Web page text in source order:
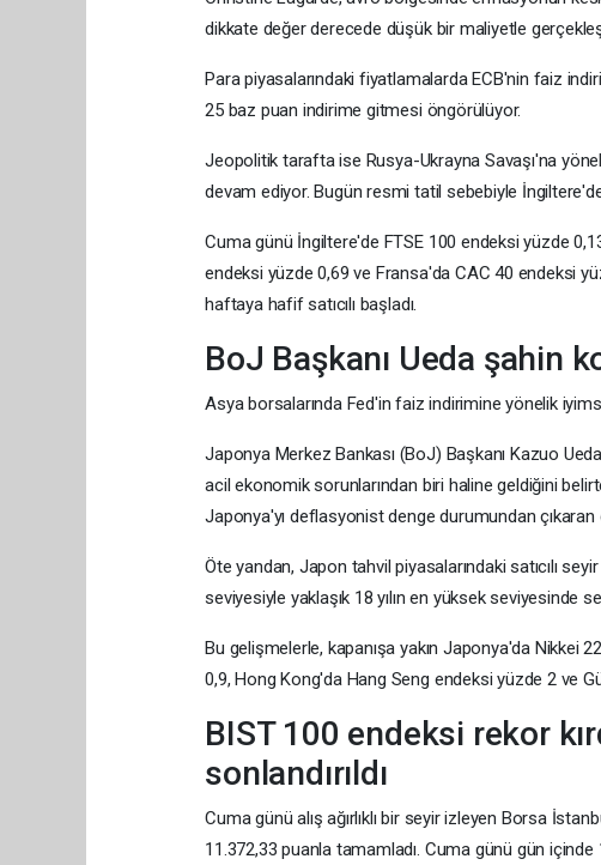
dikkate değer derecede düşük bir maliyetle
Para piyasalarındaki fiyatlamalarda ECB'nin faiz
25 baz puan indirime gitmesi öngörülüyor.
Jeopolitik tarafta ise Rusya-Ukrayna Savaşı'na
devam ediyor. Bugün resmi tatil sebebiyle
Cuma günü İngiltere'de FTSE 100 endeksi yüzde
endeksi yüzde 0,69 ve Fransa'da CAC 40 endeksi
haftaya hafif satıcılı başladı.
BoJ Başkanı Ueda şahin
Asya borsalarında Fed'in faiz indirimine yönelik
Japonya Merkez Bankası (BoJ) Başkanı Kazuo
acil ekonomik sorunlarından biri haline geldiğini
Japonya'yı deflasyonist denge durumundan
Öte yandan, Japon tahvil piyasalarındaki satıcılı
seviyesiyle yaklaşık 18 yılın en yüksek seviyesinde
Bu gelişmelerle, kapanışa yakın Japonya'da Nikkei
0,9, Hong Kong'da Hang Seng endeksi yüzde 2 ve
BIST 100 endeksi rekor
sonlandırıldı
Cuma günü alış ağırlıklı bir seyir izleyen Borsa
11.372,33 puanla tamamladı. Cuma günü gün